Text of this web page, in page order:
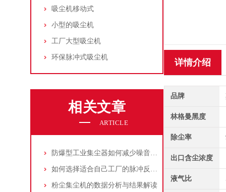
吸尘机移动式
小型的吸尘机
工厂大型吸尘机
环保脉冲式吸尘机
相关文章
ARTICLE
防爆型工业集尘器如何减少噪音?三个方法轻松解决
如何选择适合自己工厂的脉冲反吹工业集尘器
粉尘集尘机的数据分析与结果解读
详情介绍
品牌
林格曼黑度
除尘率
出口含尘浓度
液气比